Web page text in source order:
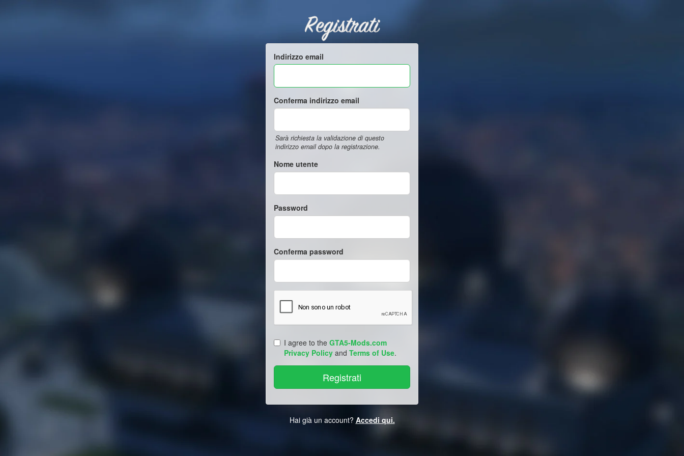
Registrati
Indirizzo email
Conferma indirizzo email
Sarà richiesta la validazione di questo
indirizzo email dopo la registrazione.
Nome utente
Password
Conferma password
I agree to the GTA5-Mods.com
Privacy Policy and Terms of Use.
Hai già un account? Accedi qui.